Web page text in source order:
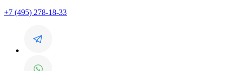
+7 (495) 278-18-33